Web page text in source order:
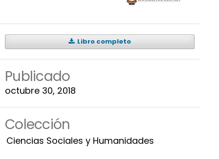
Libro completo
Publicado
octubre 30, 2018
Colección
Ciencias Sociales y Humanidades